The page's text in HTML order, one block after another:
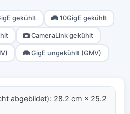
gekühlt 10GigE gekühlt
CameraLink gekühlt
GigE ungekühlt (GMV)
abgebildet): 28.2 cm × 25.2